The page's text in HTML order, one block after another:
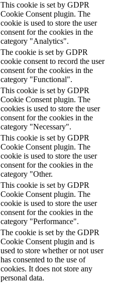
This cookie is set by GDPR
Cookie Consent plugin. The
cookie is used to store the user
consent for the cookies in the
category "Analytics".
The cookie is set by GDPR
cookie consent to record the user
consent for the cookies in the
category "Functional".
This cookie is set by GDPR
Cookie Consent plugin. The
cookies is used to store the user
consent for the cookies in the
category "Necessary".
This cookie is set by GDPR
Cookie Consent plugin. The
cookie is used to store the user
consent for the cookies in the
category "Other.
This cookie is set by GDPR
Cookie Consent plugin. The
cookie is used to store the user
consent for the cookies in the
category "Performance".
The cookie is set by the GDPR
Cookie Consent plugin and is
used to store whether or not user
has consented to the use of
cookies. It does not store any
personal data.